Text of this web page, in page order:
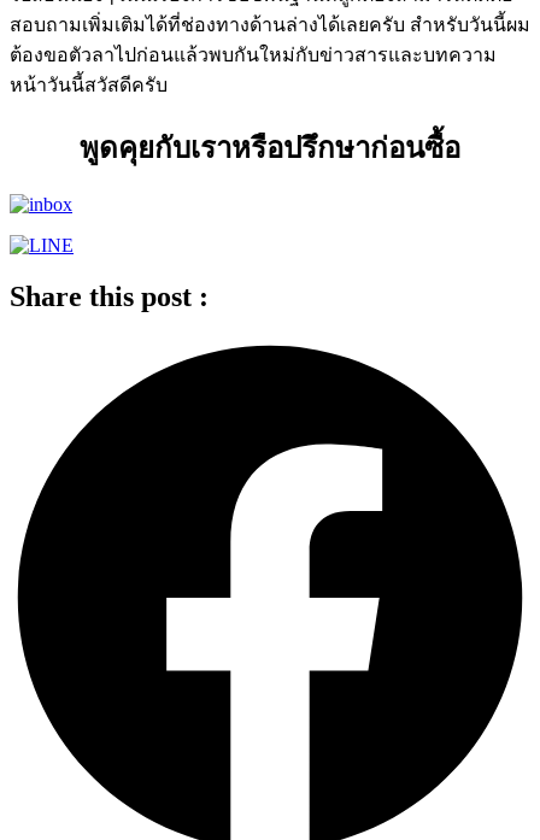
สอบถามเพิ่มเติมได้ที่ช่องทางด้านล่างได้เลยครับ สำหรับวันนี้ผม
ต้องขอตัวลาไปก่อนแล้วพบกันใหม่กับข่าวสารและบทความ
หน้าวันนี้สวัสดีครับ
พูดคุยกับเราหรือปรึกษาก่อนซื้อ
Share this post :